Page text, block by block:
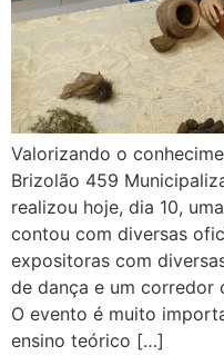
Valorizando o
Brizolão 459
realizou hoje, dia 10,
contou com diversas
expositoras com
de dança e um corredor
O evento é muito
ensino teórico […]